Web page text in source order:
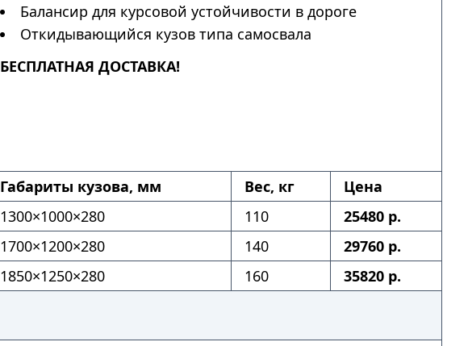
Балансир для курсовой устойчивости в дороге
Откидывающийся кузов типа самосвала
БЕСПЛАТНАЯ ДОСТАВКА!
Габариты кузова, мм Вес, кг
Цена
1300×1000×280 110
25480 р.
1700×1200×280 140
29760 р.
1850×1250×280 160 35820 р.